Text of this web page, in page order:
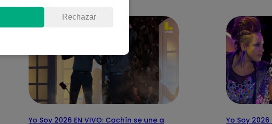
Yo Soy 2026 EN VIVO: Cachín se une a
Yo Soy 2026
Rechazar